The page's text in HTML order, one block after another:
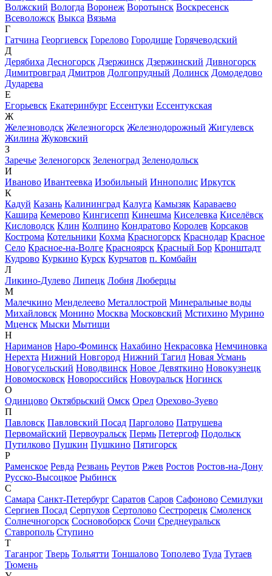
Волжский Вологда Воронеж Воротынск Воскресенск
Всеволожск Выкса Вязьма
Г
Гатчина Георгиевск Горелово Городище Горячеводский
Д
Дерябиха Десногорск Дзержинск Дзержинский Дивногорск
Димитровград Дмитров Долгопрудный Долинск Домодедово
Дударева
Е
Егорьевск Екатеринбург Ессентуки Ессентукская
Ж
Железноводск Железногорск Железнодорожный Жигулевск
Жилина Жуковский
З
Заречье Зеленогорск Зеленоград Зеленодольск
И
Иваново Ивантеевка Изобильный Иннополис Иркутск
К
Кадуй Казань Калининград Калуга Камызяк Караваево
Кашира Кемерово Кингисепп Кинешма Киселевка Киселёвск
Кисловодск Клин Колпино Кондратово Королев Корсаков
Кострома Котельники Кохма Красногорск Краснодар Красное
Село Красное-на-Волге Красноярск Красный Бор Кронштадт
Кудрово Куркино Курск Курчатов п. Комбайн
Л
Ликино-Дулево Липецк Лобня Люберцы
М
Малечкино Менделеево Металлострой Минеральные воды
Михайловск Монино Москва Московский Мстихино Мурино
Мценск Мыски Мытищи
Н
Нариманов Наро-Фоминск Нахабино Некрасовка Немчиновка
Нерехта Нижний Новгород Нижний Тагил Новая Усмань
Новогусельский Новодвинск Новое Девяткино Новокузнецк
Новомосковск Новороссийск Новоуральск Ногинск
О
Одинцово Октябрьский Омск Орел Орехово-Зуево
П
Павловск Павловский Посад Парголово Патрушева
Первомайский Первоуральск Пермь Петергоф Подольск
Путилково Пушкин Пушкино Пятигорск
Р
Раменское Ревда Резвань Реутов Ржев Ростов Ростов-на-Дону
Русско-Высоцкое Рыбинск
С
Самара Санкт-Петербург Саратов Саров Сафоново Семилуки
Сергиев Посад Серпухов Сертолово Сестрорецк Смоленск
Солнечногорск Сосновоборск Сочи Среднеуральск
Ставрополь Ступино
Т
Таганрог Тверь Тольятти Тоншалово Тополево Тула Тутаев
Тюмень